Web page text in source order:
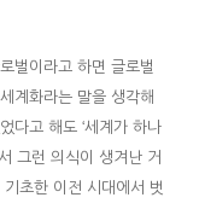
벌이라고 하면 글로벌
계화라는 말을 생각해
다고 해도 ‘세계가 하나
그런 의식이 생겨난 거
초한 이전 시대에서 벗